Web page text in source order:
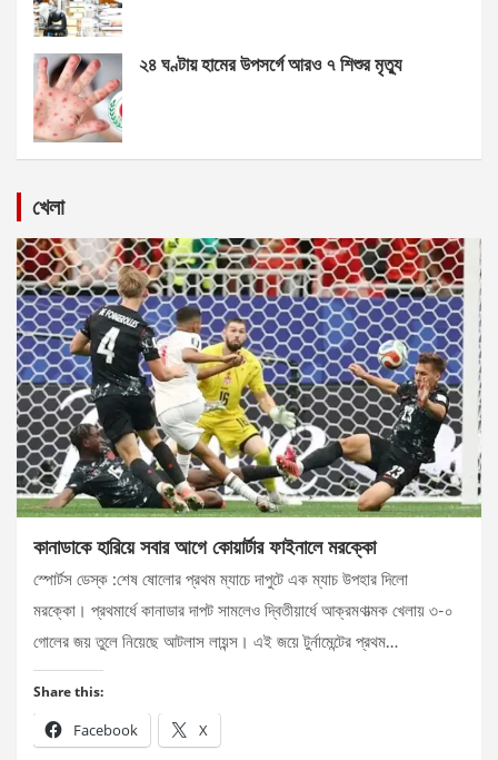
২৪ ঘণ্টায় হামের উপসর্গে আরও ৭ শিশুর মৃত্যু
খেলা
কানাডাকে হারিয়ে সবার আগে কোয়ার্টার ফাইনালে মরক্কো
স্পোর্টস ডেস্ক :শেষ ষোলোর প্রথম ম্যাচে দাপুটে এক ম্যাচ উপহার দিলো
মরক্কো। প্রথমার্ধে কানাডার দাপট সামলেও দ্বিতীয়ার্ধে আক্রমণাত্মক খেলায় ৩-০
গোলের জয় তুলে নিয়েছে আটলাস লায়ন্স। এই জয়ে টুর্নামেন্টের প্রথম…
Share this:
Facebook X